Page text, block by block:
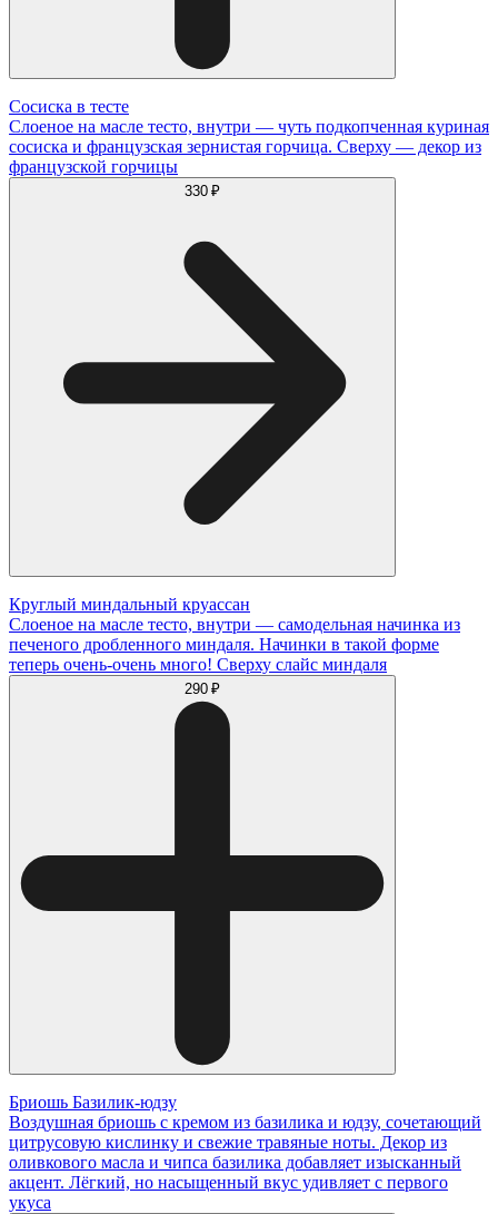
Сосиска в тесте
Слоеное на масле тесто, внутри — чуть подкопченная куриная
сосиска и французская зернистая горчица. Сверху — декор из
французской горчицы
330 ₽
Круглый миндальный круассан
Слоеное на масле тесто, внутри — самодельная начинка из
печеного дробленного миндаля. Начинки в такой форме
теперь очень-очень много! Сверху слайс миндаля
290 ₽
Бриошь Базилик-юдзу
Воздушная бриошь с кремом из базилика и юдзу, сочетающий
цитрусовую кислинку и свежие травяные ноты. Декор из
оливкового масла и чипса базилика добавляет изысканный
акцент. Лёгкий, но насыщенный вкус удивляет с первого
укуса